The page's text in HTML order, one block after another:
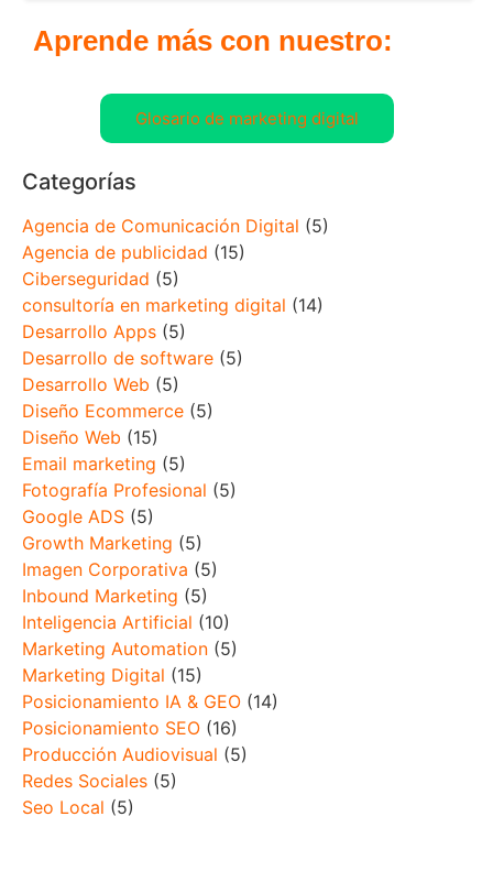
Aprende más con nuestro:
Glosario de marketing digital
Categorías
Agencia de Comunicación Digital (5)
Agencia de publicidad (15)
Ciberseguridad (5)
consultoría en marketing digital (14)
Desarrollo Apps (5)
Desarrollo de software (5)
Desarrollo Web (5)
Diseño Ecommerce (5)
Diseño Web (15)
Email marketing (5)
Fotografía Profesional (5)
Google ADS (5)
Growth Marketing (5)
Imagen Corporativa (5)
Inbound Marketing (5)
Inteligencia Artificial (10)
Marketing Automation (5)
Marketing Digital (15)
Posicionamiento IA & GEO (14)
Posicionamiento SEO (16)
Producción Audiovisual (5)
Redes Sociales (5)
Seo Local (5)